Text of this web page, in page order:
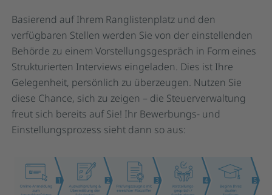
Basierend auf Ihrem Ranglistenplatz und den
verfügbaren Stellen werden Sie von der einstellenden
Behörde zu einem Vorstellungsgespräch in Form eines
Strukturierten Interviews eingeladen. Dies ist Ihre
Gelegenheit, persönlich zu überzeugen. Nutzen Sie
diese Chance, sich zu zeigen – die Steuerverwaltung
freut sich bereits auf Sie! Ihr Bewerbungs- und
Einstellungsprozess sieht dann so aus: